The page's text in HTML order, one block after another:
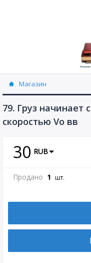
Магазин
Физика, химия
79. Груз начинает
скоростью Vо вв
30 RUB
Продано 1 шт.